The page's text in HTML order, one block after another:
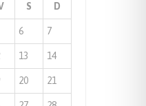
S D
6 7
13 14
20 21